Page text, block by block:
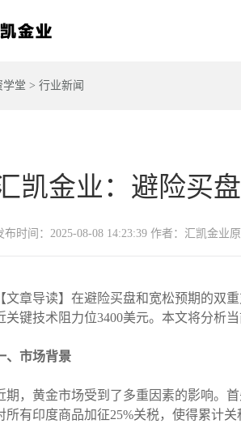
学堂 > 行业新闻
凯金业：避险买
布时间：2025-08-08 14:23:39 作者：汇凯金业原
【文章导读】在避险买盘和宽松预期的双
关键技术阻力位3400美元。本文将分析
、市场背景
期，黄金市场受到了多重因素的影响。
所有印度商品加征25%关税，使得累计